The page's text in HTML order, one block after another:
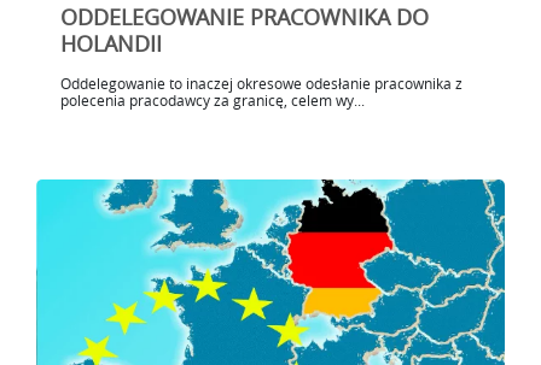
ODDELEGOWANIE PRACOWNIKA DO
HOLANDII
Oddelegowanie to inaczej okresowe odesłanie pracownika z
polecenia pracodawcy za granicę, celem wy...